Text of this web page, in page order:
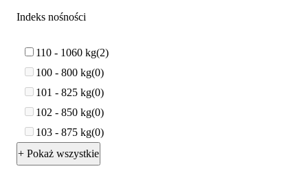
Indeks nośności
110 - 1060 kg 2
100 - 800 kg 0
101 - 825 kg 0
102 - 850 kg 0
103 - 875 kg 0
+ Pokaż wszystkie